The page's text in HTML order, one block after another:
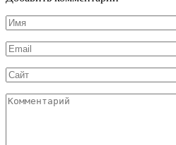
Имя
*
Email
*
Сайт
Комментарий